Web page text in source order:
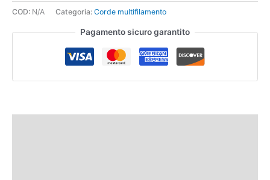
COD: N/A Categoria: Corde multifilamento
Pagamento sicuro garantito